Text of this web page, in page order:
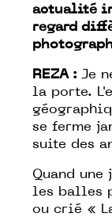
actualité
regard
REZA : Je
la porte.
se ferme
suite des
Quand une
les balles
ou crié «